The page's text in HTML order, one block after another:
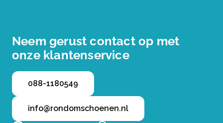
Neem gerust contact op met
onze klantenservice
088-1180549
info@rondomschoenen.nl